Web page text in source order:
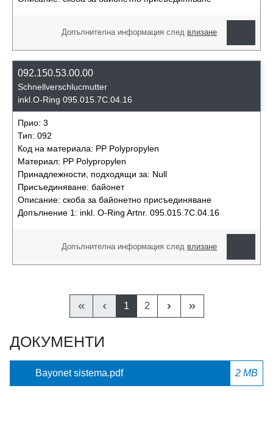
Допълнителна информация след влизане
092.150.53.00.00
Schnellverschluсmutter
inkl.O-Ring 095.015.7C.04.16
Прио: 3
Тип: 092
Код на материала: PP Polypropylen
Материал: PP Polypropylen
Принадлежности, подходящи за: Null
Присъединяване: байонет
Описание: скоба за байонетно присъединяване
Допълнение 1: inkl. O-Ring Artnr. 095.015.7C.04.16
Допълнителна информация след влизане
1 2
ДОКУМЕНТИ
Bayonet sistema.pdf 2 MB